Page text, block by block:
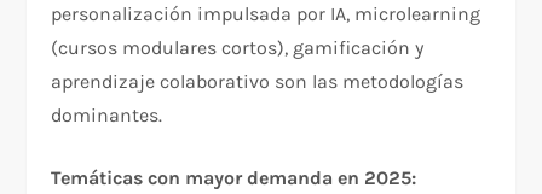
personalización impulsada por IA, microlearning
(cursos modulares cortos), gamificación y
aprendizaje colaborativo son las metodologías
dominantes.​
Temáticas con mayor demanda en 2025: